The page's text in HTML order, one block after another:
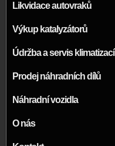
Likvidace autovraků
Výkup katalyzátorů
Údržba a servis klimatizací
Prodej náhradních dílů
Náhradní vozidla
O nás